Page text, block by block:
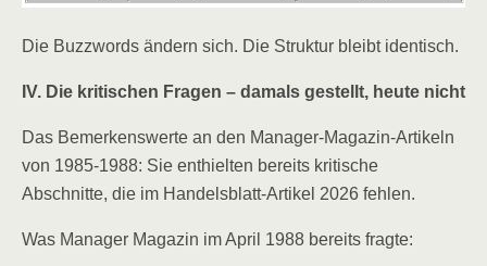
Die Buzzwords ändern sich. Die Struktur bleibt identisch.
IV. Die kritischen Fragen – damals gestellt, heute nicht
Das Bemerkenswerte an den Manager-Magazin-Artikeln
von 1985-1988: Sie enthielten bereits kritische
Abschnitte, die im Handelsblatt-Artikel 2026 fehlen.
Was Manager Magazin im April 1988 bereits fragte: